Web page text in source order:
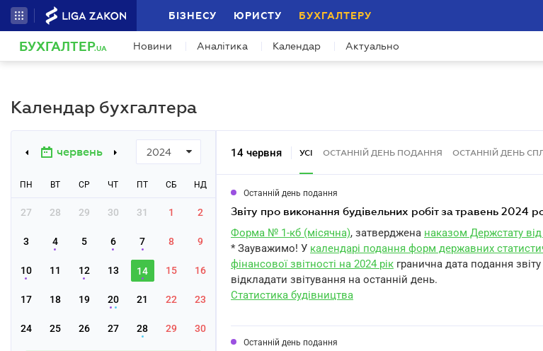
БІЗНЕСУ ЮРИСТУ БУХГАЛТЕРУ
БУХГАЛТЕР.UA Новини Аналітика Календар Актуально
Календар бухгалтера
червень 2024
ПН ВТ СР ЧТ ПТ СБ НД
27 28 29 30 31 1 2
3 4 5 6 7 8 9
10 11 12 13 14 15 16
17 18 19 20 21 22 23
24 25 26 27 28 29 30
14 червня УСІ ОСТАННІЙ ДЕНЬ ПОДАННЯ ОСТАННІЙ ДЕНЬ
Останній день подання
звіту про виконання будівельних робіт за травень 2024
Форма № 1-кб (місячна), затверджена наказом Держстату
* Зауважимо! У календарі подання форм державних
фінансової звітності на 2024 рік гранична дата подання
відкладати звітування на останній день.
Статистика будівництва
Останній день подання